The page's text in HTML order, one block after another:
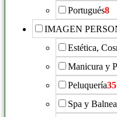
Portugués8
IMAGEN
Estética,
Manicura y
Peluquería35
Spa y